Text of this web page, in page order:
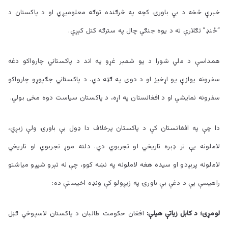
خبرې څخه د بې باورۍ کچه په څرګنده توګه معلومیږي او د پاکستان د
“ځنډ” تګلارې ته د یوه جنګي چال په سترګه کتل کېږي.
همداسې د ملي شورا د یو شمېر غړو په اند د پاکستاني چارواکو دغه
سفرونه یوازې یو اړخیز او د دوی په ګټه دي. د پاکستاني جګپوړو چارواکو
سفرونه نمایشي او د افغانستان په اړه، د پاکستان سیاست دوه مخی بولي.
دا چې په افغانستان کې د پاکستان پرخلاف دا ډول بې باورۍ ولې زېږي،
لاملونه یې تر ډېره تاریخي او تجربوي دي. دلته موږ تجربوي او تاریخي
لاملونه پرېږدو او سیده هغه لاملونه په نښه کوو، چې له تېرو شپږو میاشتو
راهیسې یې د دغې بې باورۍ په زیږولو کې ونډه اخیستې ده:
لومړی؛ د کابل زیاتې هیلې: افغان حکومت طالبان د پاکستان لاسپوڅي ګڼل